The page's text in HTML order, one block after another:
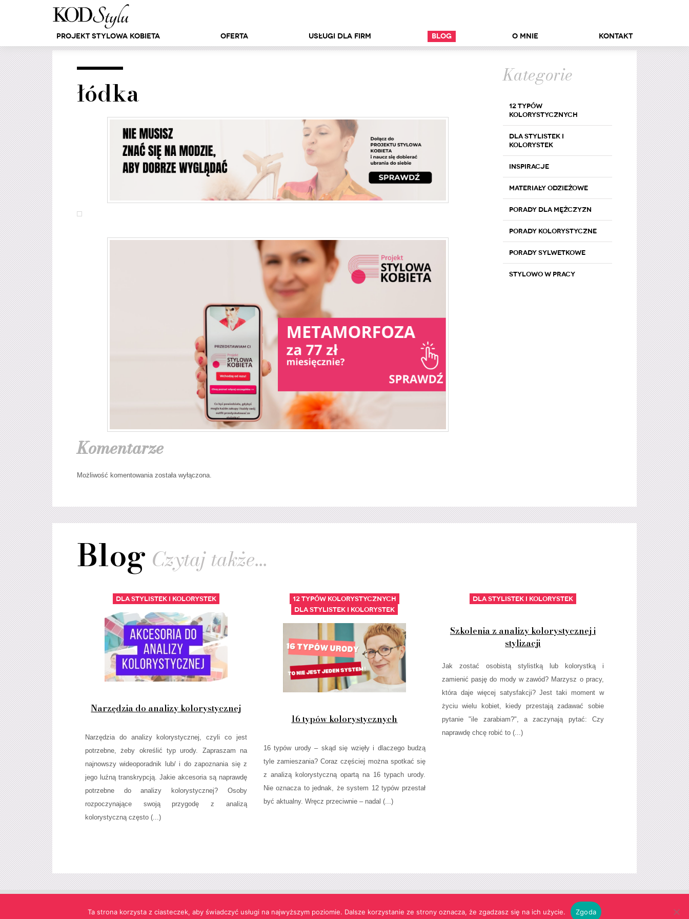
Projekt Stylowa Kobieta Oferta Usługi dla firm Blog O mnie Kontakt
łódka
Komentarze
Możliwość komentowania została wyłączona.
Kategorie
12 typów
kolorystycznych
Dla stylistek i
kolorystek
Inspiracje
Materiały odzieżowe
Porady dla mężczyzn
Porady kolorystyczne
Porady sylwetkowe
Stylowo w pracy
Blog Czytaj także...
Dla stylistek i kolorystek
Narzędzia do analizy kolorystycznej
Narzędzia do analizy kolorystycznej, czyli co jest
potrzebne, żeby określić typ urody. Zapraszam na
najnowszy wideoporadnik lub/ i do zapoznania się z
jego luźną transkrypcją. Jakie akcesoria są naprawdę
potrzebne do analizy kolorystycznej? Osoby
rozpoczynające swoją przygodę z analizą
kolorystyczną często (...)
12 typów kolorystycznych
Dla stylistek i kolorystek
16 typów kolorystycznych
16 typów urody – skąd się wzięły i dlaczego budzą
tyle zamieszania? Coraz częściej można spotkać się
z analizą kolorystyczną opartą na 16 typach urody.
Nie oznacza to jednak, że system 12 typów przestał
być aktualny. Wręcz przeciwnie – nadal (...)
Dla stylistek i kolorystek
Szkolenia z analizy kolorystycznej i
stylizacji
Jak zostać osobistą stylistką lub kolorystką i
zamienić pasję do mody w zawód? Marzysz o pracy,
która daje więcej satysfakcji? Jest taki moment w
życiu wielu kobiet, kiedy przestają zadawać sobie
pytanie "ile zarabiam?", a zaczynają pytać: Czy
naprawdę chcę robić to (...)
Ta strona korzysta z ciasteczek, aby świadczyć usługi na najwyższym poziomie. Dalsze korzystanie ze strony oznacza, że zgadzasz się na ich użycie. Zgoda
Strona korzysta z informacji przechowywanych w plikach cookies w celach funkcjonalnych oraz statystycznych. Realizacja:agencja reklamowa Gliwice futuresystems.pl